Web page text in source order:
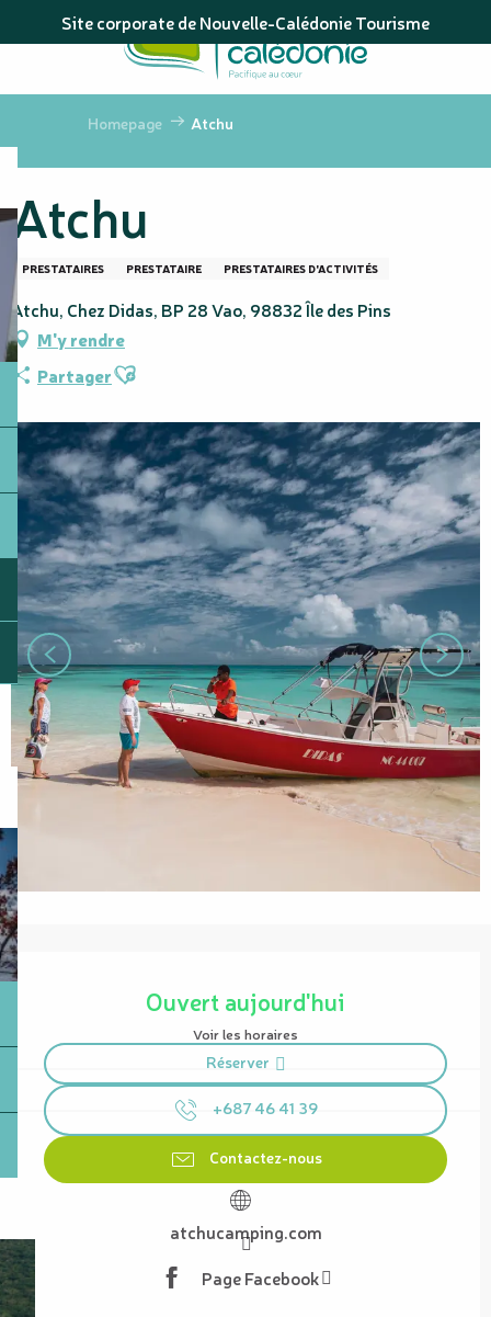
au
principal
Site corporate de Nouvelle-Calédonie Tourisme
Homepage Atchu
Atchu
PRESTATAIRES PRESTATAIRE PRESTATAIRES D'ACTIVITÉS
Atchu, Chez Didas, BP 28 Vao, 98832 Île des Pins
M'y rendre
PartagerAjouter aux favoris
Ouverture et coordonnées
Ouvert aujourd'hui
Voir les horaires
Réserver
+687 46 41 39
Contactez-nous
atchucamping.com
Page Facebook